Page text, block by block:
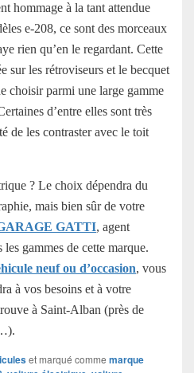
hommage à la tant attendue
e-208, ce sont des morceaux
rien qu’en le regardant. Cette
sur les rétroviseurs et le becquet
choisir parmi une large gamme
d’entre elles sont très
de les contraster avec le toit
? Le choix dépendra du
mais bien sûr de votre
GATTI, agent
gammes de cette marque.
neuf ou d’occasion, vous
à vos besoins et à votre
à Saint-Alban (près de
et marqué comme marque